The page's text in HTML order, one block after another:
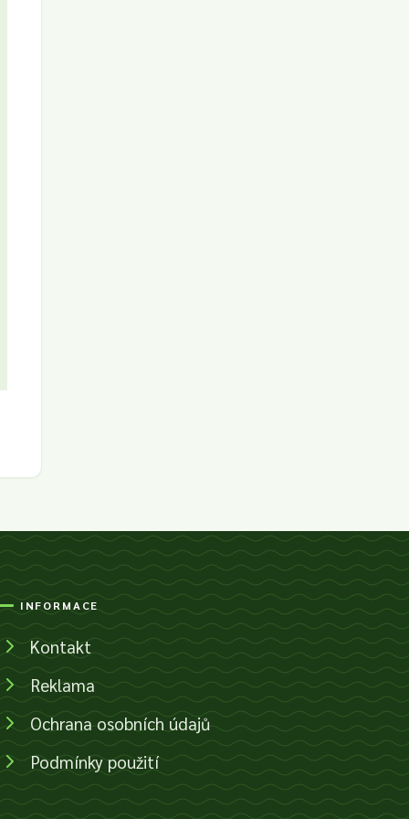
INFORMACE
Kontakt
Reklama
Ochrana osobních údajů
Podmínky použití